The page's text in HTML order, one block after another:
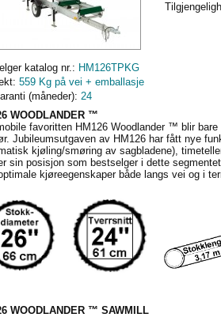
katalog nr.: HM126TPKG
559 Kg på vei + emballasje
(måneder): 24
WOODLANDER ™
favoritten HM126 Woodlander ™ blir
Jubileumsutgaven av HM126 har fått nye
kjøling/smøring av sagbladene),
sin posisjon som bestselger i dette
kjøreegenskaper både langs vei og i
WOODLANDER ™ SAWMILL